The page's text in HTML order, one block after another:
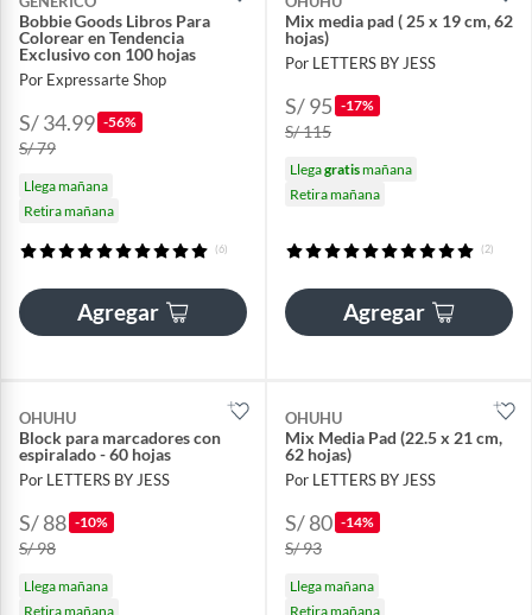
Bobbie Goods Libros Para
Colorear en Tendencia
Exclusivo con 100 hojas
Por Expressarte Shop
S/ 34.99 -56%
S/ 79
Llega mañana
Retira mañana
(6)
Agregar
Mix media pad ( 25 x 19 cm, 62
hojas)
Por LETTERS BY JESS
S/ 95 -17%
S/ 115
Llegagratismañana
Retira mañana
(2)
Agregar
OHUHU
Block para marcadores con
espiralado - 60 hojas
Por LETTERS BY JESS
S/ 88 -10%
S/ 98
Llega mañana
Retira mañana
OHUHU
Mix Media Pad (22.5 x 21 cm,
62 hojas)
Por LETTERS BY JESS
S/ 80 -14%
S/ 93
Llega mañana
Retira mañana